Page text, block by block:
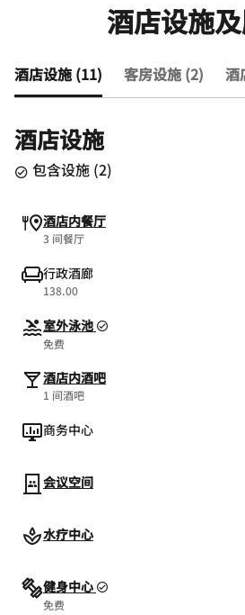
酒店设施
酒店设施 (11) 客房设施 (2) 酒
酒店设施
包含设施 (2)
酒店内餐厅
3 间餐厅
行政酒廊
138.00
室外泳池
免费
酒店内酒吧
1 间酒吧
商务中心
会议空间
水疗中心
健身中心
免费